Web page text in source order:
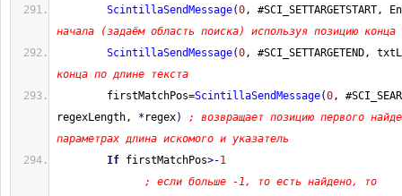
ScintillaSendMessage(0, #SCI_SETTARGETSTART,
начала (задаём область поиска) используя позицию конца
ScintillaSendMessage(0, #SCI_SETTARGETEND,
конца по длине текста
firstMatchPos=ScintillaSendMessage(0,
regexLength, * regex)
; возвращает позицию первого
параметрах длина искомого и указатель
If firstMatchPos>-1
; если больше -1, то есть найдено, то